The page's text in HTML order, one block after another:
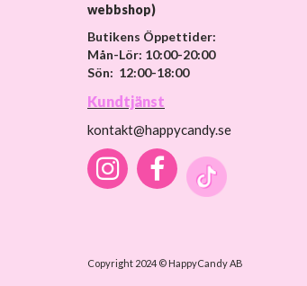
webbshop)
Butikens Öppettider:
Mån-Lör: 10:00-20:00
Sön: 12:00-18:00
Kundtjänst
kontakt@happycandy.se
Copyright 2024 © HappyCandy AB